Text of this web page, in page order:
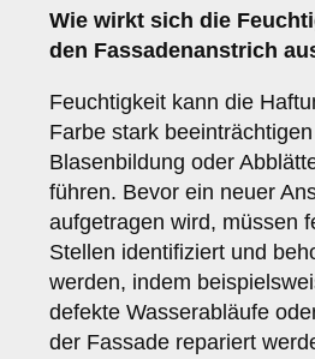
Wie wirkt sich die
den Fassadenanstrich
Feuchtigkeit kann die
Farbe stark
Blasenbildung oder
führen. Bevor ein neuer
aufgetragen wird, müssen
Stellen identifiziert und
werden, indem
defekte Wasserabläufe
der Fassade repariert